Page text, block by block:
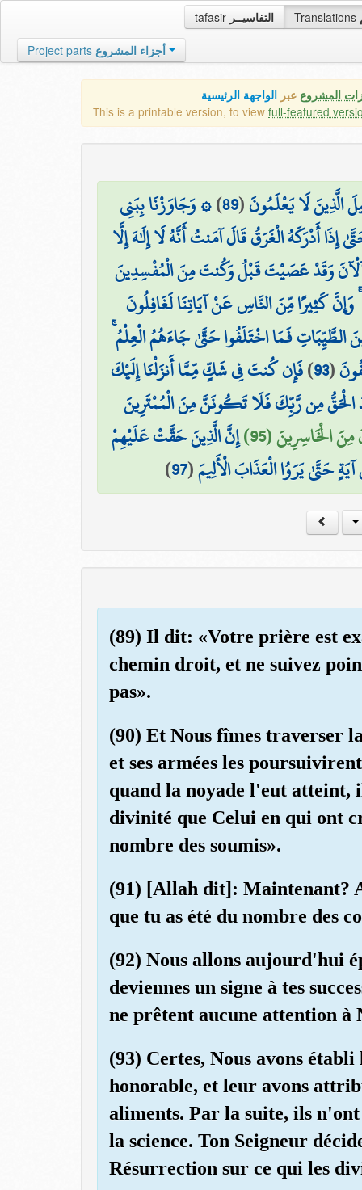
tafasir التفاسيــر Translations
Project parts أجزاء المشروع
المشروع عبر الواجهة الرئيسية
This is a printable version, to view full-featured
الَّذِينَ لَا يَعْلَمُونَ(
89
)۞ وَجَاوَزْنَا بِبَنِي
إِذَا أَدْرَكَهُ الْغَرَقُ قَالَ آمَنتُ أَنَّهُ لَا إِلَٰهَ إِلَّا
وَقَدْ عَصَيْتَ قَبْلُ وَكُنتَ مِنَ الْمُفْسِدِينَ
كَثِيرًا مِّنَ النَّاسِ عَنْ آيَاتِنَا لَغَافِلُونَ
الطَّيِّبَاتِ فَمَا اخْتَلَفُوا حَتَّىٰ جَاءَهُمُ الْعِلْمُ
(
93
)فَإِن كُنتَ فِي شَكٍّ مِّمَّا أَنزَلْنَا إِلَيْكَ
مِن رَّبِّكَ فَلَا تَكُونَنَّ مِنَ الْمُمْتَرِينَ
الْخَاسِرِينَ (95)
إِنَّ الَّذِينَ حَقَّتْ عَلَيْهِمْ
حَتَّىٰ يَرَوُا الْعَذَابَ الْأَلِيمَ(
97
)
(89) Il dit: «Votre prière est
chemin droit, et ne suivez
pas».
(90) Et Nous fîmes traverser
et ses armées les
quand la noyade l'eut
divinité que Celui en qui ont
nombre des soumis».
(91) [Allah dit]: Maintenant?
que tu as été du nombre des
(92) Nous allons aujourd'hui
deviennes un signe à tes
ne prêtent aucune attention à
(93) Certes, Nous avons
honorable, et leur avons
aliments. Par la suite, ils
la science. Ton Seigneur
Résurrection sur ce qui les